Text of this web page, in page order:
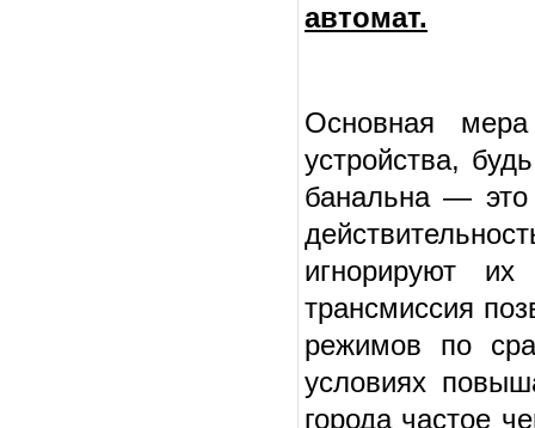
автомат.
Основная мера
устройства,
банальна — это
игнорируют
трансмиссия
режимов по
условиях
города частое